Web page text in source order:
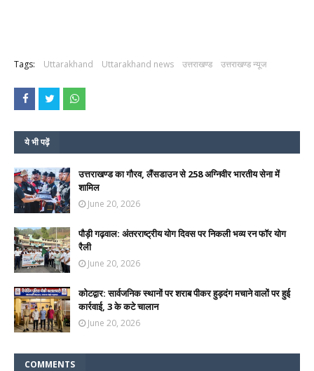
Tags: Uttarakhand Uttarakhand news उत्तराखण्ड उत्तराखण्ड न्यूज
ये भी पढ़ें
उत्तराखण्ड का गौरव, लैंसडाउन से 258 अग्निवीर भारतीय सेना में
शामिल
June 20, 2026
पौड़ी गढ़वाल: अंतरराष्ट्रीय योग दिवस पर निकली भव्य रन फॉर योग
रैली
June 20, 2026
कोटद्वार: सार्वजनिक स्थानों पर शराब पीकर हुड़दंग मचाने वालों पर हुई
कार्रवाई, 3 के कटे चालान
June 20, 2026
COMMENTS